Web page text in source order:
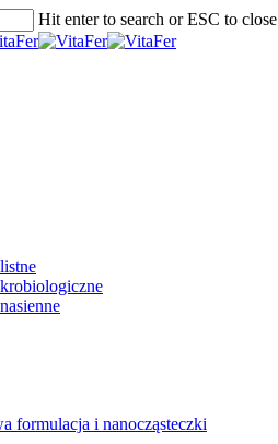
Hit enter to search or ESC to close
formulacja i nanocząsteczki